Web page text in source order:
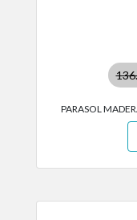
PARASOL